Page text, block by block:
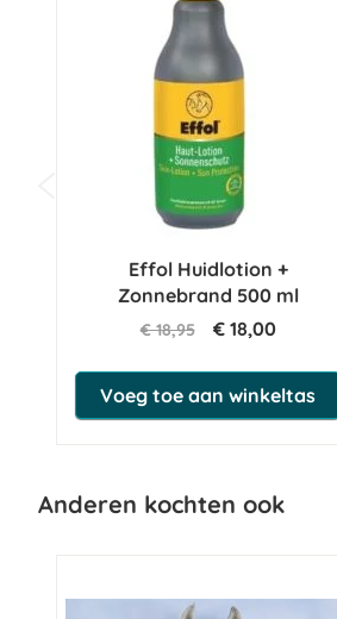
Schudden voor gebruik.
Vermijd contact met de punt van
Wat zit er in Sensipharm
Samenstelling:
Effol Huidlotion +
Zonnebrand 500 ml
€ 18,95 € 18,00
Voeg toe aan winkeltas
Anderen kochten ook